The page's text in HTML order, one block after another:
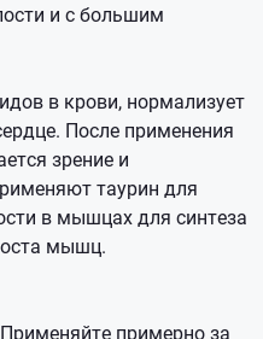
и с большим
в крови, нормализует
После применения
зрение и
таурин для
в мышцах для синтеза
мышц.
примерно за